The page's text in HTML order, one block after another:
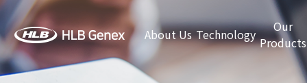
About Us Technology
Our
Products